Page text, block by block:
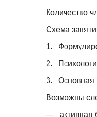
Количество
Схема
1.
2.
3. Основная
Возможны
— активная